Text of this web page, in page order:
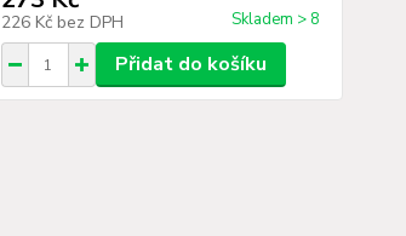
226 Kč bez DPH Skladem > 8
Přidat do košíku